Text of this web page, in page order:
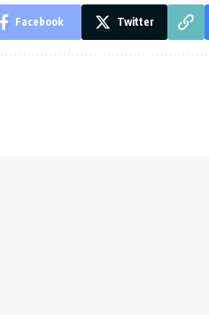
Facebook Twitter